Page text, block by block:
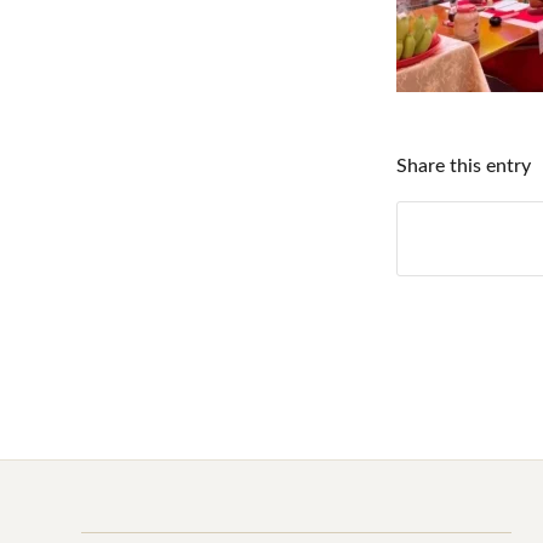
Share this entry